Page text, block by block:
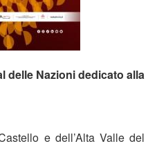
delle Nazioni dedicato alla
e dell’Alta Valle del